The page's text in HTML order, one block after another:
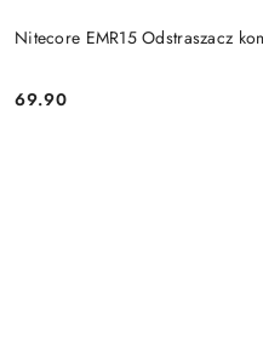
Nitecore EMR15 Odstraszacz
Cena:
69.90